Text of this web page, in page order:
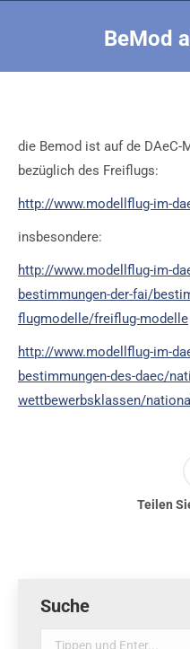
BeMod
die Bemod ist auf de DAeC-
bezüglich des Freiflugs:
http://www.modellflug-im-
insbesondere:
http://www.modellflug-im-
bestimmungen-der-fai/
flugmodelle/freiflug-modelle
http://www.modellflug-im-
bestimmungen-des-daec/
wettbewerbsklassen/
Teilen
Suche
Suche